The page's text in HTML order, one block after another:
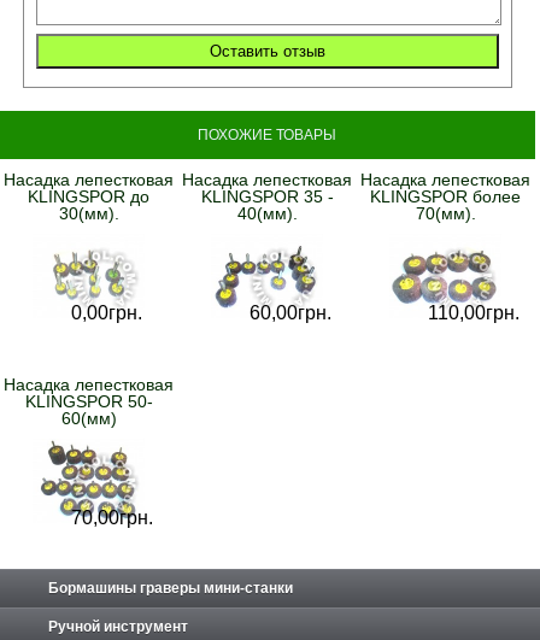
ПОХОЖИЕ ТОВАРЫ
Насадка лепестковая
KLINGSPOR до
30(мм).
0,00грн.
Насадка лепестковая
KLINGSPOR 35 -
40(мм).
60,00грн.
Насадка лепестковая
KLINGSPOR более
70(мм).
110,00грн.
Насадка лепестковая
KLINGSPOR 50-
60(мм)
70,00грн.
Бормашины граверы мини-станки
Ручной инструмент